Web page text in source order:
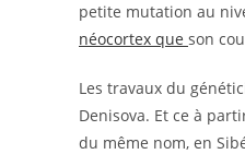
petite mutation au
néocortex que son
Les travaux du
Denisova. Et ce à
du même nom, en